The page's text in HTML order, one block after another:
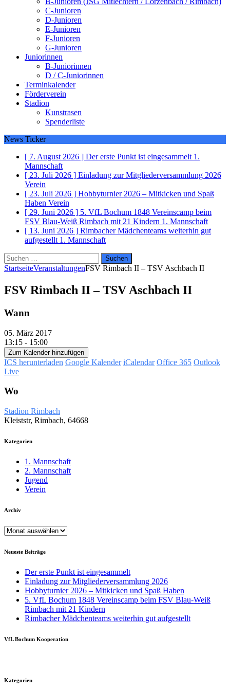
C-Junioren
D-Junioren
E-Junioren
F-Junioren
G-Junioren
Juniorinnen
B-Juniorinnen
D / C-Juniorinnen
Terminkalender
Förderverein
Stadion
Kunstrasen
Spenderliste
News Ticker
[ 7. August 2026 ] Der erste Punkt ist eingesammelt 1.
Mannschaft
[ 23. Juli 2026 ] Einladung zur Mitgliederversammlung 2026
Verein
[ 23. Juli 2026 ] Hobbyturnier 2026 – Mitkicken und Spaß
Haben Verein
[ 29. Juni 2026 ] 5. VfL Bochum 1848 Vereinscamp beim
FSV Blau-Weiß Rimbach mit 21 Kindern 1. Mannschaft
[ 13. Juni 2026 ] Rimbacher Mädchenteams weiterhin gut
aufgestellt 1. Mannschaft
Suchen
nach:
StartseiteVeranstaltungenFSV Rimbach II – TSV Aschbach II
FSV Rimbach II – TSV Aschbach II
Wann
05. März 2017
13:15 - 15:00
Zum Kalender hinzufügen
ICS herunterladen Google Kalender iCalendar Office 365 Outlook
Live
Wo
Stadion Rimbach
Kleiststr, Rimbach, 64668
Kategorien
1. Mannschaft
2. Mannschaft
Jugend
Verein
Archiv
Archiv
Neueste Beiträge
Der erste Punkt ist eingesammelt
Einladung zur Mitgliederversammlung 2026
Hobbyturnier 2026 – Mitkicken und Spaß Haben
5. VfL Bochum 1848 Vereinscamp beim FSV Blau-Weiß
Rimbach mit 21 Kindern
Rimbacher Mädchenteams weiterhin gut aufgestellt
VfL Bochum Kooperation
Kategorien